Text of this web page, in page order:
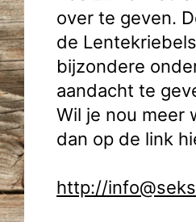
over te geven.
de
bijzondere
aandacht te
Wil je nou meer
dan op de link
http://